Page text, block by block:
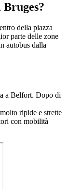
della piazza
parte delle zone
autobus dalla
a Belfort. Dopo di
ripide e strette
con mobilità